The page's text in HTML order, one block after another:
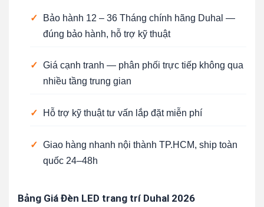
✓
Bảo hành 12 – 36 Tháng chính hãng Duhal —
đúng bảo hành, hỗ trợ kỹ thuật
✓ Giá cạnh tranh — phân phối trực tiếp không qua
nhiều tầng trung gian
✓ Hỗ trợ kỹ thuật tư vấn lắp đặt miễn phí
✓ Giao hàng nhanh nội thành TP.HCM, ship toàn
quốc 24–48h
Bảng Giá Đèn LED trang trí Duhal 2026